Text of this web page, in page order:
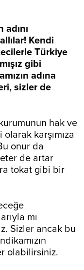
adını
Kendi
Türkiye
gibi
adına
sizler de
hak ve
karşımıza
onur da
de artar
tokat gibi bir
mı
Sizler ancak bu
olabilirsiniz.